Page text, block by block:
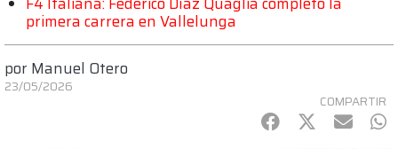
primera carrera en Vallelunga
por Manuel Otero
23/05/2026
COMPARTIR
Facebook
Twitter
mail